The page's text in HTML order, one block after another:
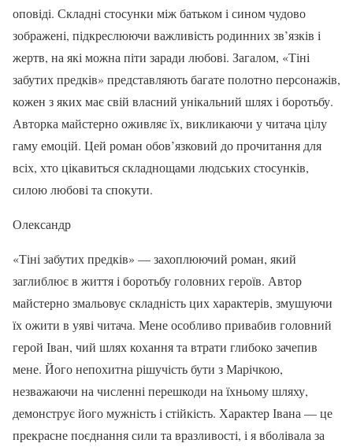
оповіді. Складні стосунки між батьком і сином чудово
зображені, підкреслюючи важливість родинних зв’язків і
жертв, на які можна піти заради любові. Загалом, «Тіні
забутих предків» представляють багате полотно персонажів,
кожен з яких має свій власний унікальний шлях і боротьбу.
Авторка майстерно оживляє їх, викликаючи у читача цілу
гаму емоцій. Цей роман обов’язковий до прочитання для
всіх, хто цікавиться складнощами людських стосунків,
силою любові та спокути.
Олександр
«Тіні забутих предків» — захоплюючий роман, який
заглиблює в життя і боротьбу головних героїв. Автор
майстерно змальовує складність цих характерів, змушуючи
їх ожити в уяві читача. Мене особливо привабив головний
герой Іван, чий шлях кохання та втрати глибоко зачепив
мене. Його непохитна рішучість бути з Марічкою,
незважаючи на численні перешкоди на їхньому шляху,
демонструє його мужність і стійкість. Характер Івана — це
прекрасне поєднання сили та вразливості, і я вболівала за